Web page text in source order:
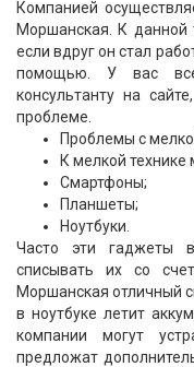
Компанией
Моршанская. К данной
если вдруг он стал
помощью. У вас
консультанту на
проблеме.
Проблемы с
К мелкой технике
Смартфоны;
Планшеты;
Ноутбуки.
Часто эти гаджеты
списывать их со
Моршанская отличный
в ноутбуке летит
компании могут
предложат